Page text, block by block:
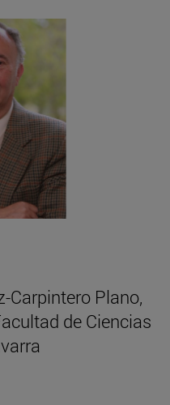
Carpintero Plano,
de Ciencias